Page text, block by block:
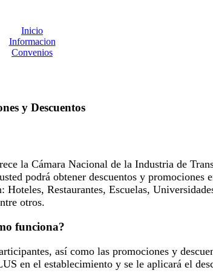
Inicio
Informacion
Convenios
y Descuentos
la Cámara Nacional de la Industria de
podrá obtener descuentos y promociones
Restaurantes, Escuelas,
otros.
funciona?
así como las promociones y
en el establecimiento y se le aplicará el